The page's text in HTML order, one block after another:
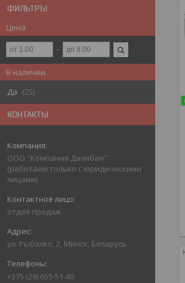
ФИЛЬТРЫ
Цена
В наличии
Да
25
КОНТАКТЫ
ООО "Компания Далибан"
(работаем только с юридическими
лицами)
отдел продаж
ул. Рыбалко, 2, Минск, Беларусь
+375 (29) 655-51-40